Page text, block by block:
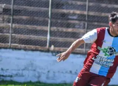
al
instante